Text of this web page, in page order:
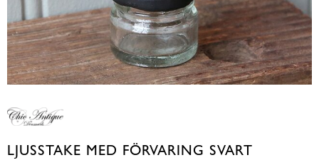
LJUSSTAKE MED FÖRVARING SVART